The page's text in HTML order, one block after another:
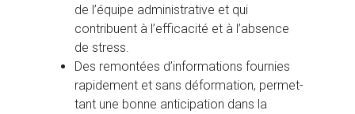
de l’équipe administrative et qui
contribuent à l’efficacité et à l’absence
de stress.
Des remontées d’informations fournies
rapidement et sans déformation, permet-
tant une bonne anticipation dans la